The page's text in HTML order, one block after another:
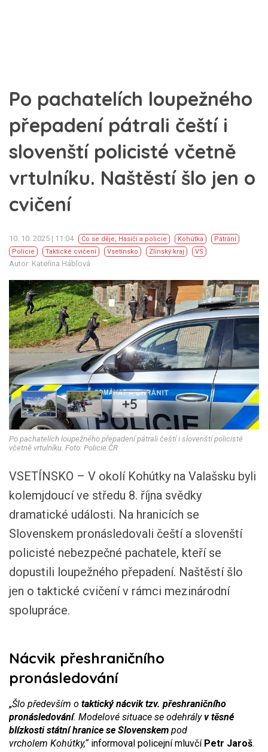
Po pachatelích loupežného
přepadení pátrali čeští i
slovenští policisté včetně
vrtulníku. Naštěstí šlo jen o
cvičení
10. 10. 2025 | 11:04 Co se děje, Hasiči a policie Kohútka
Pátrání
Policie
Taktické cvičení Vsetínsko Zlínský kraj VS
Autor: Kateřina Háblová
+5
Po pachatelích loupežného přepadení pátrali čeští i slovenští policisté
včetně vrtulníku. Foto: Policie ČR
VSETÍNSKO – V okolí Kohútky na Valašsku byli
kolemjdoucí ve středu 8. října svědky
dramatické události. Na hranicích se
Slovenskem pronásledovali čeští a slovenští
policisté nebezpečné pachatele, kteří se
dopustili loupežného přepadení. Naštěstí šlo
jen o taktické cvičení v rámci mezinárodní
spolupráce.
Nácvik přeshraničního
pronásledování
„Šlo především o taktický nácvik tzv. přeshraničního
pronásledování. Modelové situace se odehrályv těsné
blízkosti státní hranice se Slovenskem pod
vrcholem Kohútky,“informoval policejní mluvčí Petr Jaroš.